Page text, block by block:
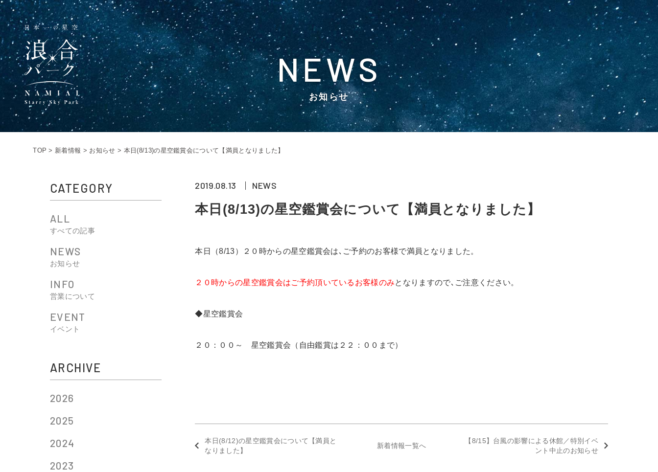
NEWS
お知らせ
TOP > 新着情報 > お知らせ > 本日(8/13)の星空鑑賞会について【満員となりました】
2019.08.13 NEWS
本日(8/13)の星空鑑賞会について【満員となりました】
本日（8/13）２０時からの星空鑑賞会は､ご予約のお客様で満員となりました。
２０時からの星空鑑賞会はご予約頂いているお客様のみとなりますので､ご注意ください。
◆星空鑑賞会
２０：００～ 星空鑑賞会（自由鑑賞は２２：００まで）
本日(8/12)の星空鑑賞会について【満員と
なりました】
新着情報一覧へ
【8/15】台風の影響による休館／特別イベ
ント中止のお知らせ
CATEGORY
ALL
すべての記事
NEWS
お知らせ
INFO
営業について
EVENT
イベント
ARCHIVE
2026
2025
2024
2023